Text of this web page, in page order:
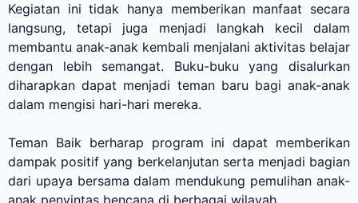
Kegiatan ini tidak hanya memberikan manfaat secara
langsung, tetapi juga menjadi langkah kecil dalam
membantu anak-anak kembali menjalani aktivitas belajar
dengan lebih semangat. Buku-buku yang disalurkan
diharapkan dapat menjadi teman baru bagi anak-anak
dalam mengisi hari-hari mereka.
Teman Baik berharap program ini dapat memberikan
dampak positif yang berkelanjutan serta menjadi bagian
dari upaya bersama dalam mendukung pemulihan anak-